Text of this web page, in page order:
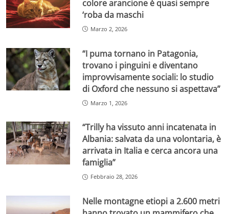
colore arancione è quasi sempre
‘roba da maschi
Marzo 2, 2026
“I puma tornano in Patagonia,
trovano i pinguini e diventano
improvvisamente sociali: lo studio
di Oxford che nessuno si aspettava”
Marzo 1, 2026
“Trilly ha vissuto anni incatenata in
Albania: salvata da una volontaria, è
arrivata in Italia e cerca ancora una
famiglia”
Febbraio 28, 2026
Nelle montagne etiopi a 2.600 metri